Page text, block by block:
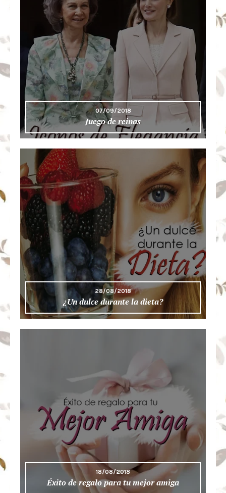
07/09/2018
Juego de reinas
28/08/2018
¿Un dulce durante la dieta?
18/08/2018
Éxito de regalo para tu mejor amiga